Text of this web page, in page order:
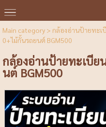
Main category> กล้องอ่านป้ายทะเ
0+ไม้กั้นรถยนต์ BGM500
กล้องอ่านป้ายทะเบีย
นต์ BGM500